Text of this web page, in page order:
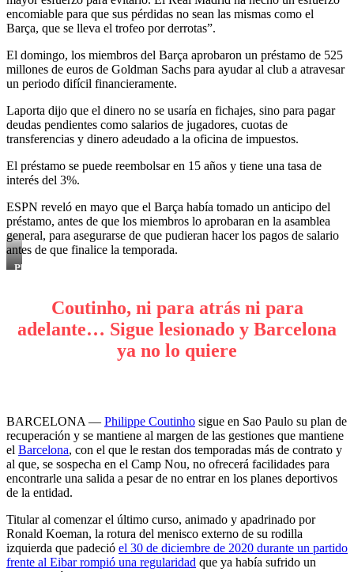
encomiable para que sus pérdidas no sean las mismas como el
Barça, que se lleva el trofeo por derrotas”.
El domingo, los miembros del Barça aprobaron un préstamo de 525
millones de euros de Goldman Sachs para ayudar al club a atravesar
un periodo difícil financieramente.
Laporta dijo que el dinero no se usaría en fichajes, sino para pagar
deudas pendientes como salarios de jugadores, cuotas de
transferencias y dinero adeudado a la oficina de impuestos.
El préstamo se puede reembolsar en 15 años y tiene una tasa de
interés del 3%.
ESPN reveló en mayo que el Barça había tomado un anticipo del
préstamo, antes de que los miembros lo aprobaran en la asamblea
general, para asegurarse de que pudieran hacer los pagos de salario
antes de que finalice la temporada.
Philippe
Coutinho, ni para atrás ni para
adelante… Sigue lesionado y Barcelona
ya no lo quiere
BARCELONA — Philippe Coutinho sigue en Sao Paulo su plan de
recuperación y se mantiene al margen de las gestiones que mantiene
el Barcelona, con el que le restan dos temporadas más de contrato y
al que, se sospecha en el Camp Nou, no ofrecerá facilidades para
encontrarle una salida a pesar de no entrar en los planes deportivos
de la entidad.
Titular al comenzar el último curso, animado y apadrinado por
Ronald Koeman, la rotura del menisco externo de su rodilla
izquierda que padeció el 30 de diciembre de 2020 durante un partido
frente al Eibar rompió una regularidad que ya había sufrido un